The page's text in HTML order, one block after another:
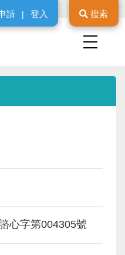
請 登入 搜索
心字第004305號